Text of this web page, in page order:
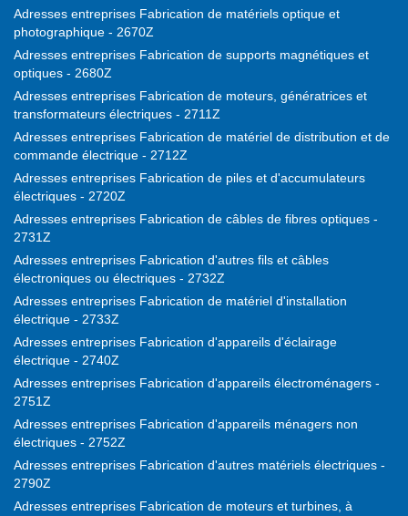
Adresses entreprises Fabrication de matériels optique et
photographique - 2670Z
Adresses entreprises Fabrication de supports magnétiques et
optiques - 2680Z
Adresses entreprises Fabrication de moteurs, génératrices et
transformateurs électriques - 2711Z
Adresses entreprises Fabrication de matériel de distribution et de
commande électrique - 2712Z
Adresses entreprises Fabrication de piles et d'accumulateurs
électriques - 2720Z
Adresses entreprises Fabrication de câbles de fibres optiques -
2731Z
Adresses entreprises Fabrication d'autres fils et câbles
électroniques ou électriques - 2732Z
Adresses entreprises Fabrication de matériel d'installation
électrique - 2733Z
Adresses entreprises Fabrication d'appareils d'éclairage
électrique - 2740Z
Adresses entreprises Fabrication d'appareils électroménagers -
2751Z
Adresses entreprises Fabrication d'appareils ménagers non
électriques - 2752Z
Adresses entreprises Fabrication d'autres matériels électriques -
2790Z
Adresses entreprises Fabrication de moteurs et turbines, à